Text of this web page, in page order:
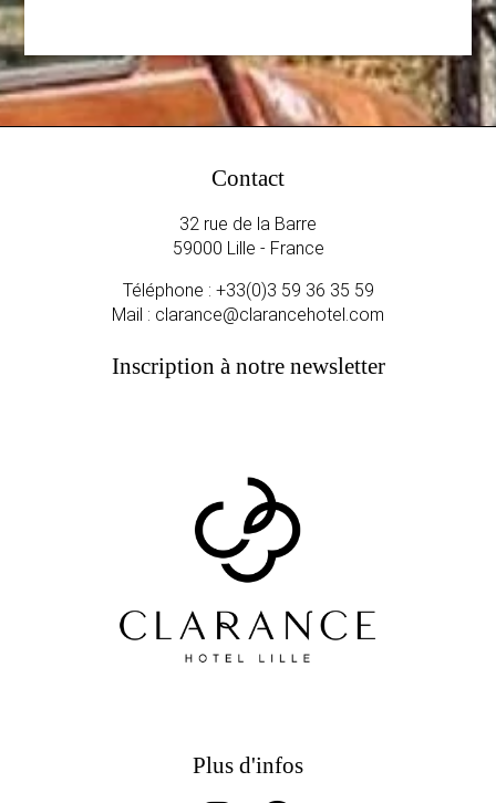
Contact
32 rue de la Barre
59000 Lille - France
Téléphone : +33(0)3 59 36 35 59
Mail : clarance@clarancehotel.com
Inscription à notre newsletter
Plus d'infos